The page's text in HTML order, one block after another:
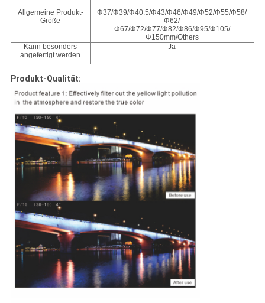
Allgemeine Produkt-
Größe
Φ37/Φ39/Φ40.5/Φ43/Φ46/Φ49/Φ52/Φ55/Φ58/
Φ62/
Φ67/Φ72/Φ77/Φ82/Φ86/Φ95/Φ105/
Φ150mm/Others
Kann besonders
angefertigt werden
Ja
Produkt-Qualität: